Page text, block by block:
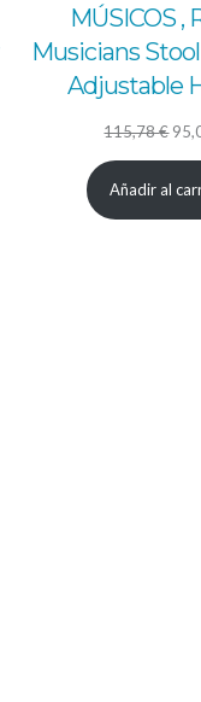
MÚSICOS ,
Musicians
Adjustable
115,78€ El
Añadir al